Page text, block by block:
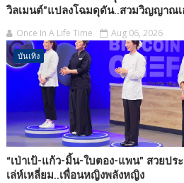
วิลเมนต์”แปลงโฉมดุดัน..สวมวิญญาณเ
Once In A Life Time Aug 06, 2026
บันเทิง
“เป่าเป้-แก้ว-มิ้น-ใบตอง-แพน” สวยปร
เล่ห์เหลี่ยม..เพื่อนหญิงพลังหญิง